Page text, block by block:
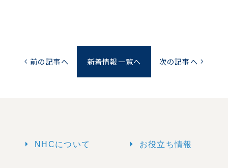
chevron_left 前の記事へ 新着情報一覧へ 次の記事へ chevron_right
arrow_right NHCについて arrow_right お役立ち情報